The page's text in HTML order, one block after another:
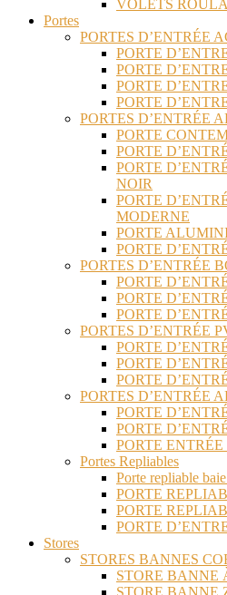
VOLETS
Portes
PORTES D’ENTRÉE
PORTE
PORTE
PORTE
PORTE
PORTES D’ENTRÉE
PORTE
PORTE
PORTE
NOIR
PORTE
MODERNE
PORTE
PORTE
PORTES D’ENTRÉE
PORTE
PORTE
PORTE
PORTES D’ENTRÉE
PORTE
PORTE
PORTE
PORTES D’ENTRÉE
PORTE
PORTE
PORTE
Portes Repliables
Porte repliable
PORTE
PORTE
PORTE
Stores
STORES BANNES
STORE BANNE